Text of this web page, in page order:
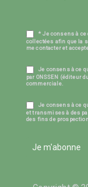
* Je consens à ce
collectées afin que la
me contacter et
Je consens à ce
par ONSSEN (éditeur
commerciale.
Je consens à ce
et transmises à des
des fins de
Je m'abonne